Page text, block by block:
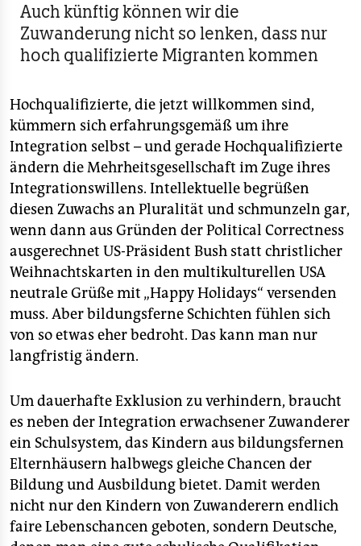
Auch künftig können wir die
Zuwanderung nicht so lenken, dass nur
hoch qualifizierte Migranten kommen
Hochqualifizierte, die jetzt willkommen sind,
kümmern sich erfahrungsgemäß um ihre
Integration selbst – und gerade Hochqualifizierte
ändern die Mehrheitsgesellschaft im Zuge ihres
Integrationswillens. Intellektuelle begrüßen
diesen Zuwachs an Pluralität und schmunzeln gar,
wenn dann aus Gründen der Political Correctness
ausgerechnet US-Präsident Bush statt christlicher
Weihnachtskarten in den multikulturellen USA
neutrale Grüße mit „Happy Holidays“ versenden
muss. Aber bildungsferne Schichten fühlen sich
von so etwas eher bedroht. Das kann man nur
langfristig ändern.
Um dauerhafte Exklusion zu verhindern, braucht
es neben der Integration erwachsener Zuwanderer
ein Schulsystem, das Kindern aus bildungsfernen
Elternhäusern halbwegs gleiche Chancen der
Bildung und Ausbildung bietet. Damit werden
nicht nur den Kindern von Zuwanderern endlich
faire Lebenschancen geboten, sondern Deutsche,